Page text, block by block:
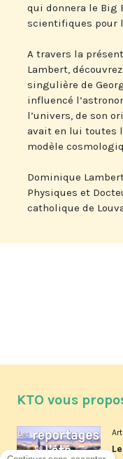
qui donnera le Big
scientifiques pour
A travers la
Lambert,
singulière de
influencé
l’univers, de son
avait en lui toutes
modèle
Dominique
Physiques et
catholique de
KTO vous